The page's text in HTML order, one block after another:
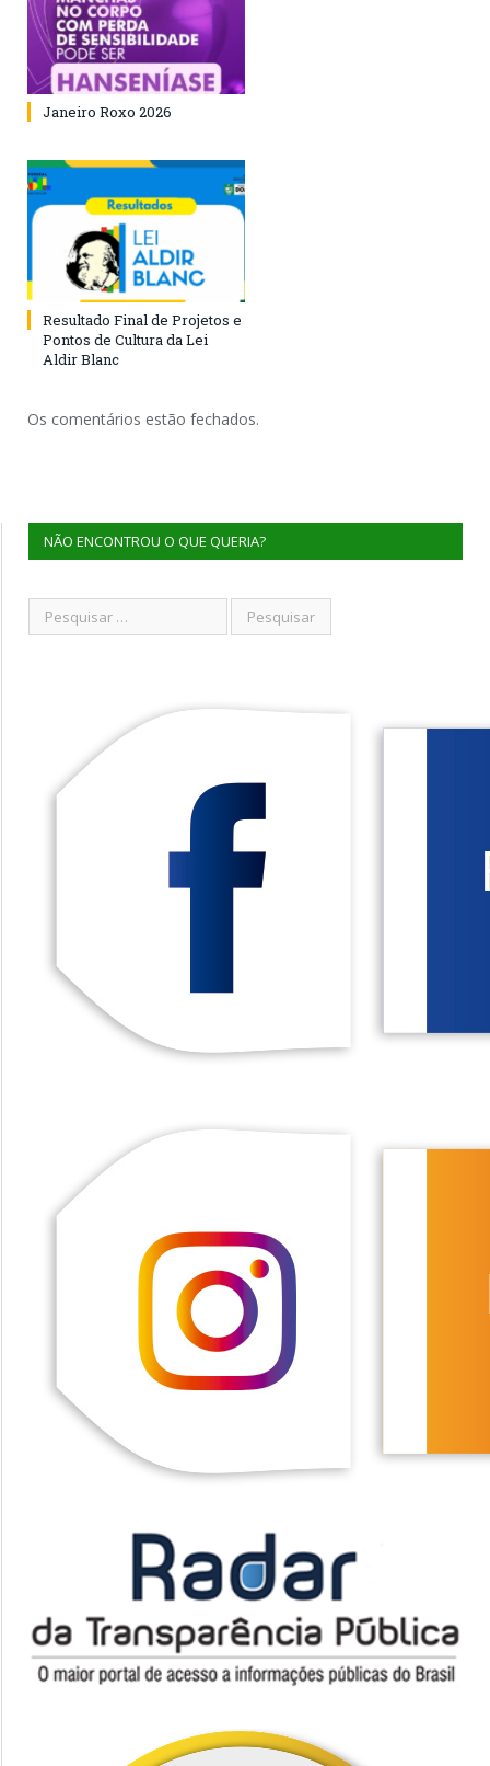
Janeiro Roxo 2026
Resultado Final de Projetos e
Pontos de Cultura da Lei
Aldir Blanc
Os comentários estão fechados.
NÃO ENCONTROU O QUE QUERIA?